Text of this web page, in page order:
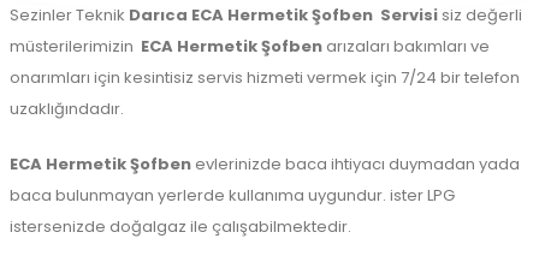
Sezinler Teknik Darıca ECA Hermetik Şofben Servisi siz değerli
müsterilerimizin ECA Hermetik Şofben arızaları bakımları ve
onarımları için kesintisiz servis hizmeti vermek için 7/24 bir telefon
uzaklığındadır.
ECA Hermetik Şofben evlerinizde baca ihtiyacı duymadan yada
baca bulunmayan yerlerde kullanıma uygundur. ister LPG
istersenizde doğalgaz ile çalışabilmektedir.